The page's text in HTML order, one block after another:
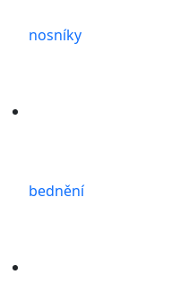
nosníky
bednění